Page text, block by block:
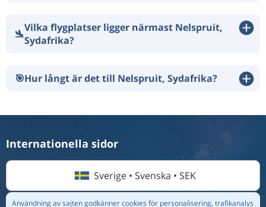
🛬Vilka flygplatser ligger närmast Nelspruit,
Sydafrika?
🎯Hur långt är det till Nelspruit, Sydafrika?
Användning av sajten godkänner cookies för personalisering, trafikanalys
Internationella sidor
Sverige • Svenska • SEK